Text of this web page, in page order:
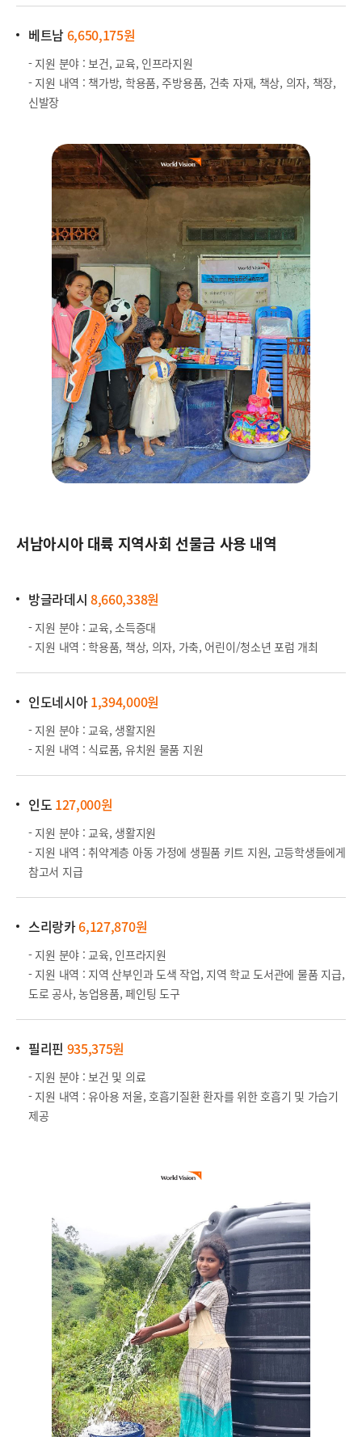
베트남6,650,175원
- 지원 분야 : 보건, 교육, 인프라지원
- 지원 내역 : 책가방, 학용품, 주방용품, 건축 자재, 책상, 의자, 책장,
신발장
서남아시아 대륙 지역사회 선물금 사용 내역
방글라데시8,660,338원
- 지원 분야 : 교육, 소득증대
- 지원 내역 : 학용품, 책상, 의자, 가축, 어린이/청소년 포럼 개최
인도네시아1,394,000원
- 지원 분야 : 교육, 생활지원
- 지원 내역 : 식료품, 유치원 물품 지원
인도 127,000원
- 지원 분야 : 교육, 생활지원
- 지원 내역 : 취약계층 아동 가정에 생필품 키트 지원, 고등학생들에게
참고서 지급
스리랑카6,127,870원
- 지원 분야 : 교육, 인프라지원
- 지원 내역 : 지역 산부인과 도색 작업, 지역 학교 도서관에 물품 지급,
도로 공사, 농업용품, 페인팅 도구
필리핀 935,375원
- 지원 분야 : 보건 및 의료
- 지원 내역 : 유아용 저울, 호흡기질환 환자를 위한 호흡기 및 가습기
제공